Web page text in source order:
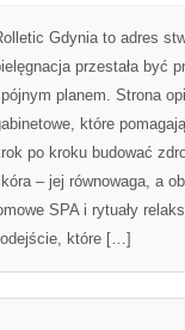
Gdynia to adres
przestała być
planem. Strona
które
po kroku budować
– jej równowaga, a
SPA i rytuały
które […]